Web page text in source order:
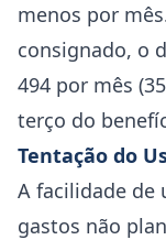
menos por
consignado, o
494 por mês
terço do
Tentação do
A facilidade de
gastos não